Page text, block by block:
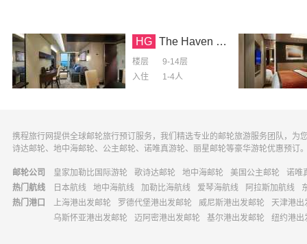
HG The Haven 前向景观1卧室阁楼套房
楼层
9-14层
入住
1-4人
携程旅行网提供全球邮轮旅行预订服务，我们精选专业的邮轮旅游服务团队，
诗达邮轮、地中海邮轮、公主邮轮、诺唯真游轮、丽星邮轮等豪华游轮优惠预订
邮轮公司 皇家加勒比国际游轮 歌诗达邮轮 地中海邮轮 美国公主邮轮
诺唯
热门航线
日本航线 地中海航线 加勒比海航线 爱琴海航线 阿拉斯加航线
热门港口
上海港出发邮轮 罗德代堡港出发邮轮 威尼斯港出发邮轮
天津港出
乌斯怀亚港出发邮轮
迈阿密港出发邮轮 基尔港出发邮轮 纽约港出